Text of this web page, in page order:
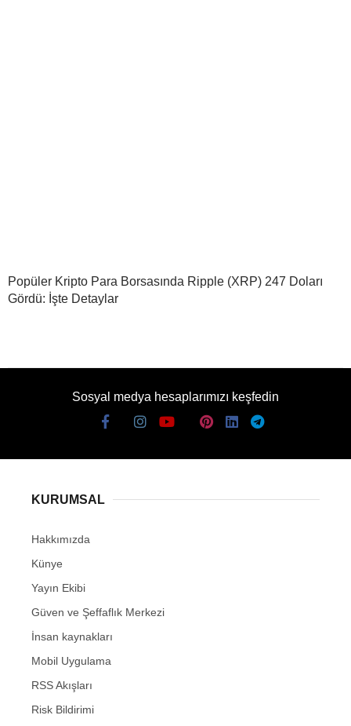
Popüler Kripto Para Borsasında Ripple (XRP) 247 Doları
Gördü: İşte Detaylar
Sosyal medya hesaplarımızı keşfedin
KURUMSAL
Hakkımızda
Künye
Yayın Ekibi
Güven ve Şeffaflık Merkezi
İnsan kaynakları
Mobil Uygulama
RSS Akışları
Risk Bildirimi